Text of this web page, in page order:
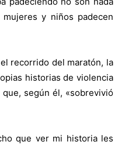
y niños padecen
recorrido del maratón, la
historias de violencia
según él, «sobrevivió
que ver mi historia les